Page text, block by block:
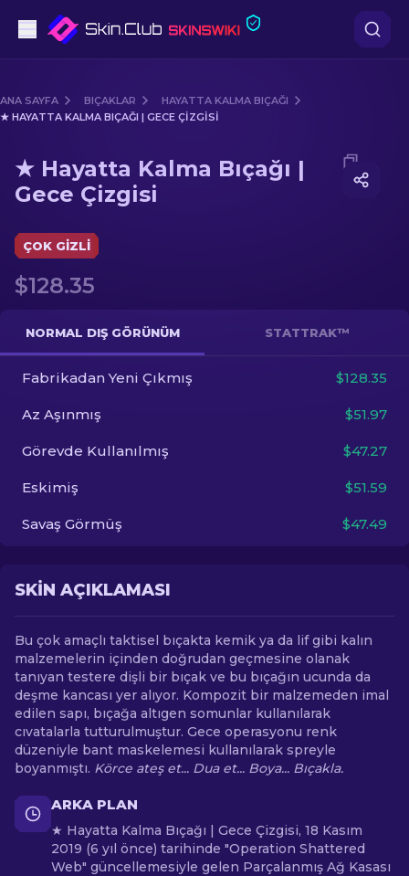
Orta seviye
Tüfek
Bıçaklar
Kasalar
TR
ANA SAYFA BIÇAKLAR
HAYATTA KALMA BIÇAĞI
★ HAYATTA KALMA BIÇAĞI | GECE ÇIZGISI
Media of ★ Hayatta Kalma Bıçağı | Gece Çizgisi
★ Hayatta Kalma Bıçağı |
Gece Çizgisi
ÇOK GIZLI
$128.35
NORMAL DIŞ GÖRÜNÜM STATTRAK™
Fabrikadan Yeni Çıkmış $128.35
Az Aşınmış $51.97
Görevde Kullanılmış $47.27
Eskimiş $51.59
Savaş Görmüş $47.49
SKIN AÇIKLAMASI
Bu çok amaçlı taktisel bıçakta kemik ya da lif gibi kalın
malzemelerin içinden doğrudan geçmesine olanak
tanıyan testere dişli bir bıçak ve bu bıçağın ucunda da
deşme kancası yer alıyor. Kompozit bir malzemeden imal
edilen sapı, bıçağa altıgen somunlar kullanılarak
cıvatalarla tutturulmuştur. Gece operasyonu renk
düzeniyle bant maskelemesi kullanılarak spreyle
boyanmıştı. Körce ateş et... Dua et... Boya... Bıçakla.
ARKA PLAN
★ Hayatta Kalma Bıçağı | Gece Çizgisi, 18 Kasım
2019 (6 yıl önce) tarihinde "Operation Shattered
Web" güncellemesiyle gelen Parçalanmış Ağ Kasası